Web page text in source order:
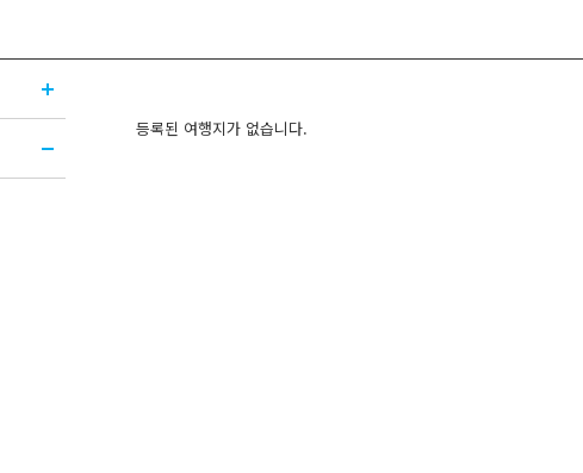
등록된 여행지가 없습니다.